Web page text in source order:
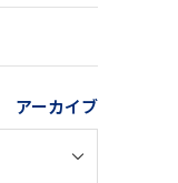
アーカイブ